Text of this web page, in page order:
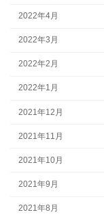
2022年4月
2022年3月
2022年2月
2022年1月
2021年12月
2021年11月
2021年10月
2021年9月
2021年8月